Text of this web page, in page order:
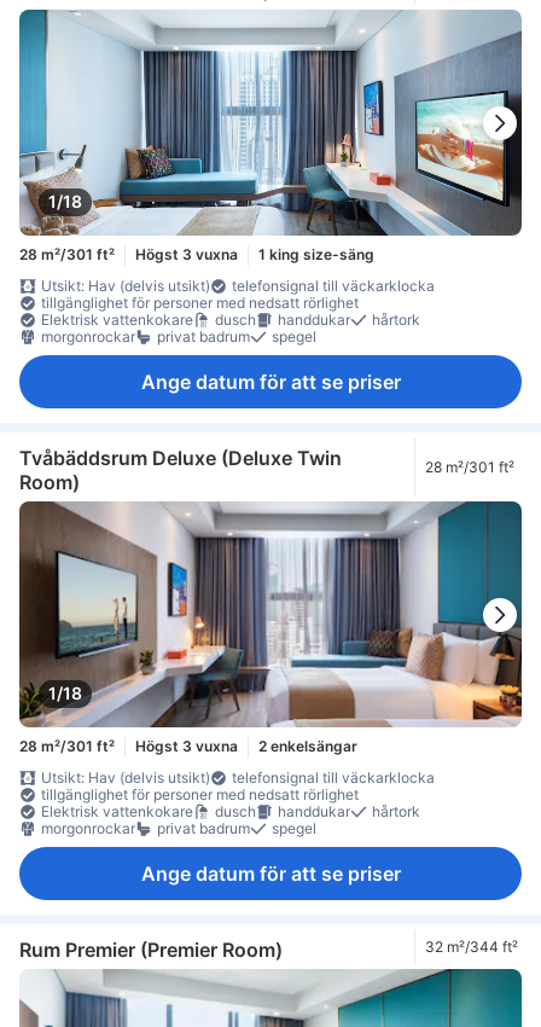
1/18
28 m²/301 ft² Högst 3 vuxna
1 king size-säng
Utsikt: Hav (delvis utsikt)
telefonsignal till väckarklocka
tillgänglighet för personer med nedsatt rörlighet
Elektrisk vattenkokare
dusch handdukar
hårtork
morgonrockar
privat badrum spegel
Ange datum för att se priser
Tvåbäddsrum Deluxe (Deluxe Twin
Room)
28 m²/301 ft²
1/18
28 m²/301 ft² Högst 3 vuxna
2 enkelsängar
Utsikt: Hav (delvis utsikt)
telefonsignal till väckarklocka
tillgänglighet för personer med nedsatt rörlighet
Elektrisk vattenkokare
dusch handdukar
hårtork
morgonrockar
privat badrum spegel
Ange datum för att se priser
Rum Premier (Premier Room) 32 m²/344 ft²